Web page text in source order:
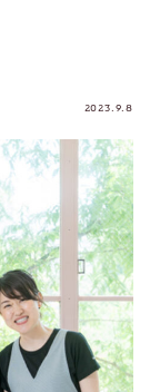
2023.9.8